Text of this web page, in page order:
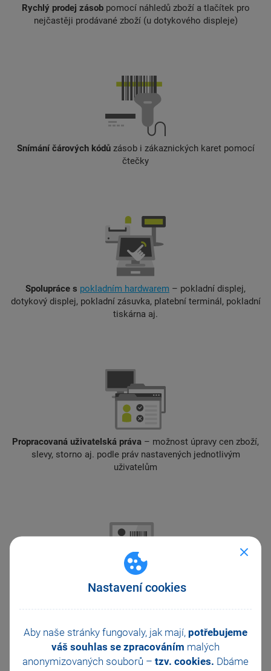
Nastavení cookies
Aby naše stránky fungovaly, jak mají, potřebujeme
váš souhlas se zpracováním malých
anonymizovaných souborů – tzv. cookies. Dbáme
Rychlý prodej zásobpomocí náhledů zboží a tlačítek pro
nejčastěji prodávané zboží (u dotykového displeje)
Snímání čárových kódůzásob i zákaznických karet pomocí
čtečky
Spolupráce s pokladním hardwarem – pokladní displej,
dotykový displej, pokladní zásuvka, platební terminál, pokladní
tiskárna aj.
Propracovaná uživatelská práva – možnost úpravy cen zboží,
slevy, storno aj. podle práv nastavených jednotlivým
uživatelům
Bezpečné přihlašování uživatelů pomocí PIN a čtečky